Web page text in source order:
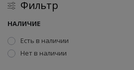
Фильтр
НАЛИЧИЕ
Есть в наличии
Нет в наличии